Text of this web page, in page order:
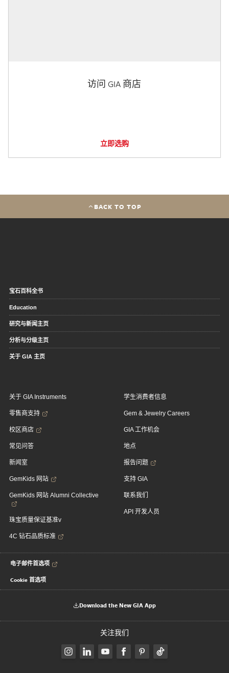
访问 GIA 商店
立即选购
BACK TO TOP
宝石百科全书
Education
研究与新闻主页
分析与分级主页
关于 GIA 主页
关于 GIA Instruments
零售商支持
校区商店
常见问答
新闻室
GemKids 网站
GemKids 网站 Alumni Collective
珠宝质量保证基准v
4C 钻石品质标准
学生消费者信息
Gem & Jewelry Careers
GIA 工作机会
地点
报告问题
支持 GIA
联系我们
API 开发人员
电子邮件首选项
Cookie 首选项
Download the New GIA App
关注我们